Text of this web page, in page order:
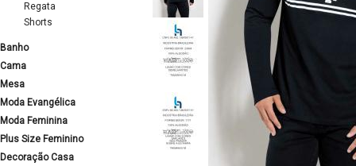
Regata
Shorts
Banho
Cama
Mesa
Moda Evangélica
Moda Feminina
Plus Size Feminino
Decoração Casa